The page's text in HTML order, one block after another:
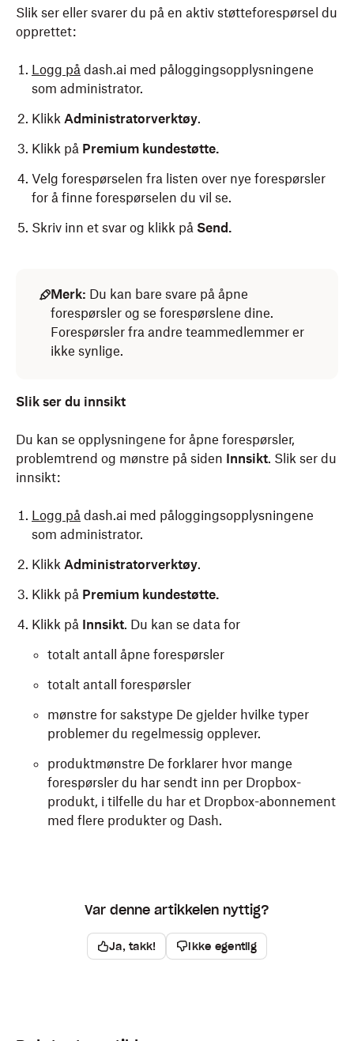
Slik ser eller svarer du på en aktiv støtteforespørsel du
opprettet:
Logg på dash.ai med påloggingsopplysningene
som administrator.
Klikk Administratorverktøy.
Klikk på Premium kundestøtte.
Velg forespørselen fra listen over nye forespørsler
for å finne forespørselen du vil se.
Skriv inn et svar og klikk på Send.
Merk: Du kan bare svare på åpne
forespørsler og se forespørslene dine.
Forespørsler fra andre teammedlemmer er
ikke synlige.
Slik ser du innsikt
Du kan se opplysningene for åpne forespørsler,
problemtrend og mønstre på siden Innsikt. Slik ser du
innsikt:
Logg på dash.ai med påloggingsopplysningene
som administrator.
Klikk Administratorverktøy.
Klikk på Premium kundestøtte.
Klikk på Innsikt. Du kan se data for
totalt antall åpne forespørsler
totalt antall forespørsler
mønstre for sakstype De gjelder hvilke typer
problemer du regelmessig opplever.
produktmønstre De forklarer hvor mange
forespørsler du har sendt inn per Dropbox-
produkt, i tilfelle du har et Dropbox-abonnement
med flere produkter og Dash.
Var denne artikkelen nyttig?
Ja, takk! Ikke egentlig